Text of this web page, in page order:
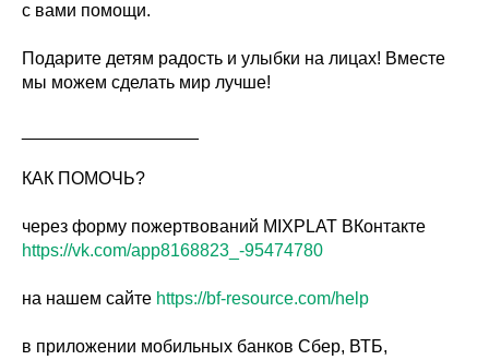
с вами помощи.
Подарите детям радость и улыбки на лицах! Вместе
мы можем сделать мир лучше!
КАК ПОМОЧЬ?
через форму пожертвований MIXPLAT ВКонтакте
https://vk.com/app8168823_-95474780
на нашем сайте https://bf-resource.com/help
в приложении мобильных банков Сбер, ВТБ,